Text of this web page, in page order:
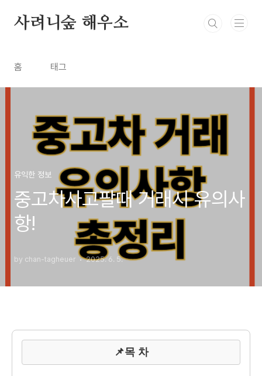
사려니숲 해우소
홈 태그
유익한 정보
중고차사고팔때 거래시 유의사
항!
by chan-tagheuer 2025. 6. 5.
📌목 차